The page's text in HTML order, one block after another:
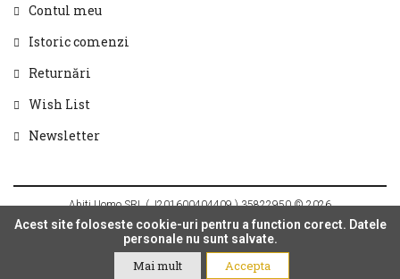
Contul meu
Istoric comenzi
Returnări
Wish List
Newsletter
Abiti Uomo SRL ( J201600404409 ) 35822950 © 2026
Acest site foloseste cookie-uri pentru a function corect. Datele
personale nu sunt salvate.
Mai mult Accepta